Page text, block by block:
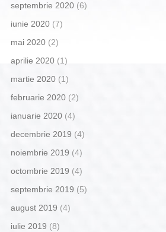
septembrie 2020(6)
iunie 2020(7)
mai 2020(2)
aprilie 2020(1)
martie 2020(1)
februarie 2020(2)
ianuarie 2020(4)
decembrie 2019 (4)
noiembrie 2019 (4)
octombrie 2019 (4)
septembrie 2019 (5)
august 2019 (4)
iulie 2019 (8)